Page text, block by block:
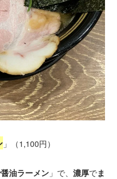
」（1,100円）
油ラーメン 」で、 濃厚でま